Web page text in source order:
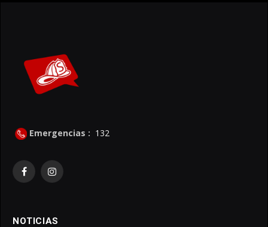
Emergencias : 132
FacebookInstagram
NOTICIAS